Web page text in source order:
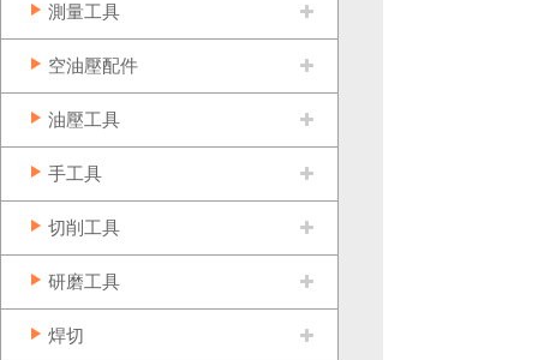
測量工具
空油壓配件
油壓工具
手工具
切削工具
研磨工具
焊切